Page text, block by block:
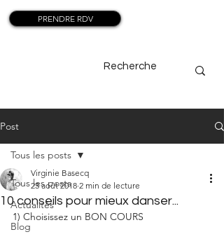
PRENDRE RDV
Post
Tous les posts
Actualités
Blog
Tous les posts
10 conseils pour mieux danser...
Virginie Basecq
23 août 2018 2 min de lecture
1) Choisissez un BON COURS